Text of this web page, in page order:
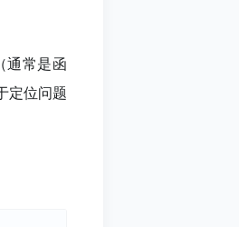
通常是函
定位问题